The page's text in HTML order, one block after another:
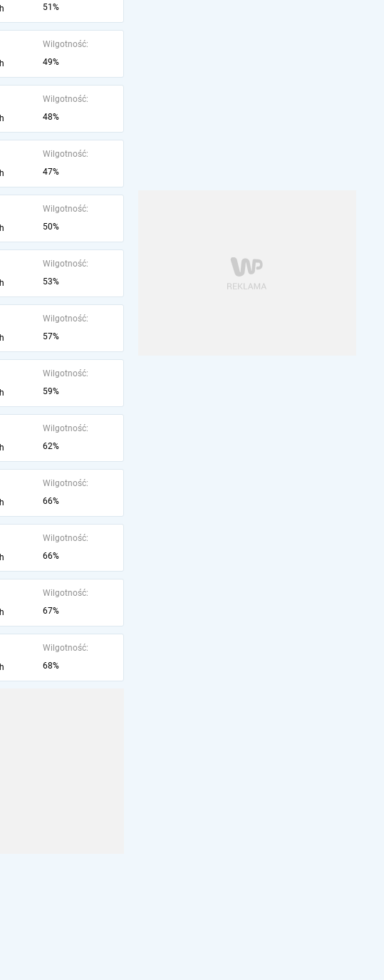
51%
Wilgotność:
49%
Wilgotność:
48%
Wilgotność:
47%
Wilgotność:
50%
Wilgotność:
53%
Wilgotność:
57%
Wilgotność:
59%
Wilgotność:
62%
Wilgotność:
66%
Wilgotność:
66%
Wilgotność:
67%
Wilgotność:
68%